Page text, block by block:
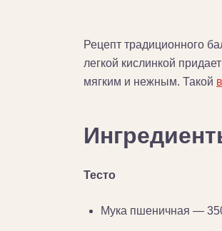
Рецепт традиционного
легкой кислинкой
мягким и нежным. Такой
Тесто
Мука пшеничная —